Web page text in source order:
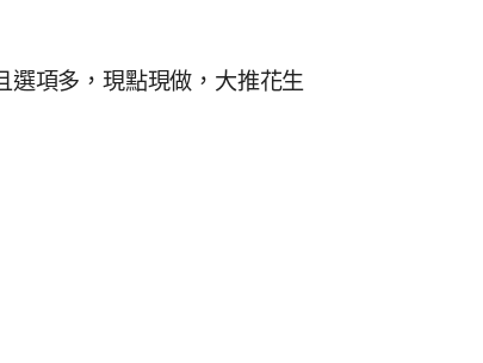
選項多，現點現做，大推花生